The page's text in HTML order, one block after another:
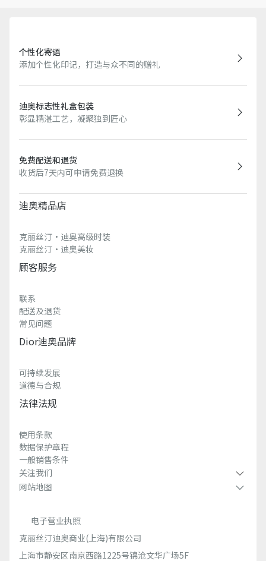
个性化寄语
添加个性化印记，打造与众不同的赠礼
迪奥标志性礼盒包装
彰显精湛工艺，凝聚独到匠心
免费配送和退货
收货后7天内可申请免费退换
迪奥精品店
克丽丝汀·迪奥高级时装
克丽丝汀·迪奥美妆
顾客服务
联系
配送及退货
常见问题
Dior迪奥品牌
可持续发展
道德与合规
法律法规
使用条款
数据保护章程
一般销售条件
关注我们
网站地图
电子营业执照
克丽丝汀迪奥商业(上海)有限公司
上海市静安区南京西路1225号锦沧文华广场5F